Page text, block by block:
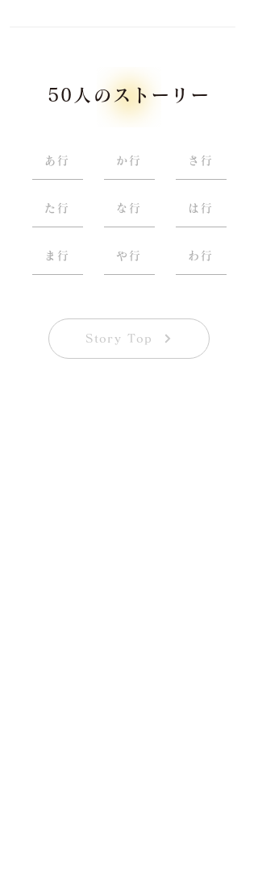
50人のストーリー
あ行
た行
ま行
か行
な行
や行
さ行
は行
わ行
Story Top